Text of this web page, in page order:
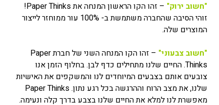
"חשוב ירוק"
– זהו הקו הראשון המנחה את Paper Thinks!
זוהי הסיבה שהחברה משתמשת ב- 100% עור ממוחזר לייצור
המוצרים שלה.
"חשוב צבעוני"
– זהו הקו המנחה השני של חברת Paper
Thinks. החיים שלנו מתחילים כדף לבן. בחלוף הזמן אנו
צובעים אותם בצבעים המיוחדים לנו והמשקפים את האישיות
שלנו, את מצב הרוח וההרגשה בכל רגע נתון. Paper Thinks
מאפשרת לנו למלא את החיים שלנו בצבע בדרך קלה ונעימה.